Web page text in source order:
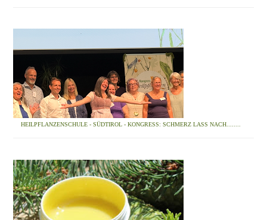
HEILPFLANZENSCHULE - SÜDTIROL - KONGRESS: SCHMERZ LASS NACH........